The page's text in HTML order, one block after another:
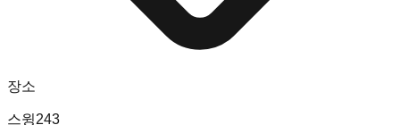
장소
스윙243